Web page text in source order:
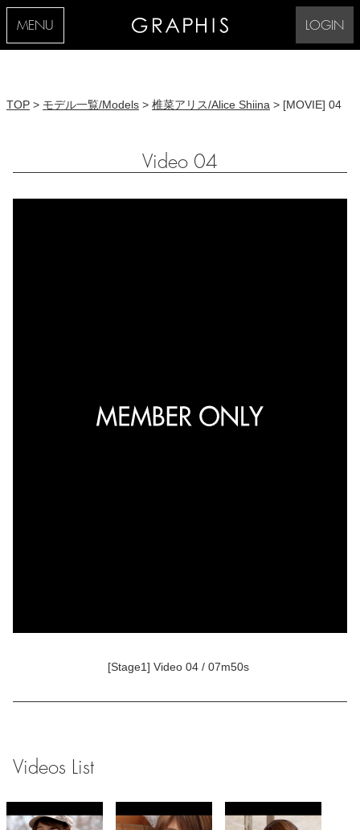
MENU LOGIN
TOP > モデル一覧/Models > 椎菜アリス/Alice Shiina > [MOVIE] 04
Video 04
[Stage1] Video 04 / 07m50s
Videos List